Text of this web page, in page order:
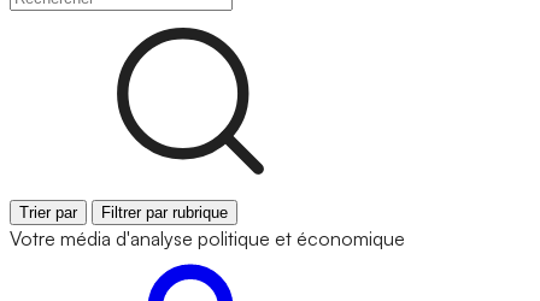
Trier par Filtrer par rubrique
Votre média d'analyse politique et économique